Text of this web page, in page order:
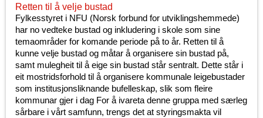
Retten til å velje bustad
Fylkesstyret i NFU (Norsk forbund for utviklingshemmede)
har no vedteke bustad og inkludering i skole som sine
temaområder for komande periode på to år. Retten til å
kunne velje bustad og måtar å organisere sin bustad på,
samt mulegheit til å eige sin bustad står sentralt. Dette står i
eit mostridsforhold til å organisere kommunale leigebustader
som institusjonsliknande bufelleskap, slik som fleire
kommunar gjer i dag For å ivareta denne gruppa med særleg
sårbare i vårt samfunn, trengs det at styringsmakta vil